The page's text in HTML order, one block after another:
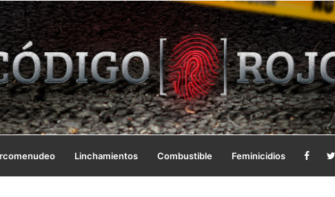
Linchamientos Combustible Feminicidios